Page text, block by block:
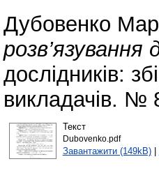
Дубовенко
розв’язування
дослідників:
викладачів. №
Текст
Dubovenko.pdf
Завантажити (149kB)|